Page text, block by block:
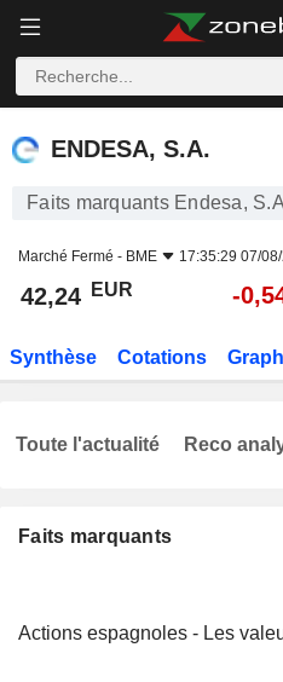
ENDESA, S.A.
ENDESA, S.A.
Faits marquants Endesa,
Marché Fermé - BME 17:35:29 07/
42,24 EUR -
Synthèse Cotations
Faits marquants
Actions espagnoles - Les
Toute l'actualité Reco